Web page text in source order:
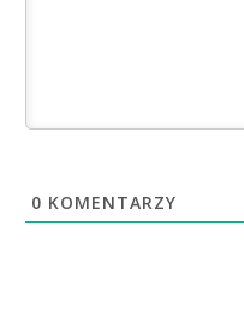
0 KOMENTARZY